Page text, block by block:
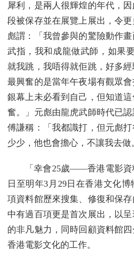
犀利，是兩人很輝煌的年代，
段被保存並在展覽上展出，令
彪謂：「我曾參與的驚險動作
武指，我和成龍做武師，如果
就我跳，我唔得就佢跳，好多經
最興奮的是當年午夜場有觀眾
銀幕上未必看到自己，但知道
奮。」元彪由龍虎武師時代已
傅謙稱：「我都識打，但元彪
少少，他也會擔心，不讓我去做
「幸會25歲——香港電影
日至明年3月29日在香港文化
項資料館歷來搜集、修復和保
中有過百項更是首次展出，以
的非凡魅力，同時回顧資料館
香港電影文化的工作。